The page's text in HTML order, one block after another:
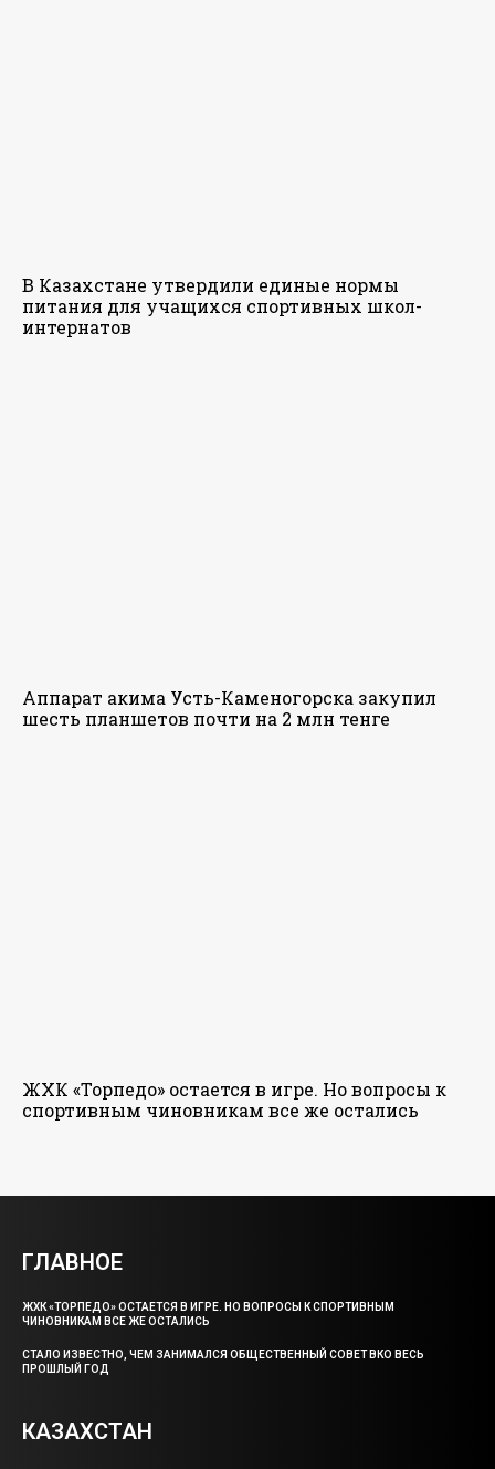
В Казахстане утвердили единые нормы
питания для учащихся спортивных школ-
интернатов
Аппарат акима Усть-Каменогорска закупил
шесть планшетов почти на 2 млн тенге
ЖХК «Торпедо» остается в игре. Но вопросы к
спортивным чиновникам все же остались
ГЛАВНОЕ
ЖХК «ТОРПЕДО» ОСТАЕТСЯ В ИГРЕ. НО ВОПРОСЫ К СПОРТИВНЫМ
ЧИНОВНИКАМ ВСЕ ЖЕ ОСТАЛИСЬ
СТАЛО ИЗВЕСТНО, ЧЕМ ЗАНИМАЛСЯ ОБЩЕСТВЕННЫЙ СОВЕТ ВКО ВЕСЬ
ПРОШЛЫЙ ГОД
КАЗАХСТАН